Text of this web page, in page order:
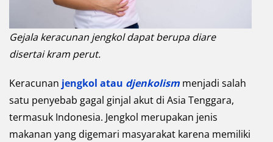
Gejala keracunan jengkol dapat berupa diare
disertai kram perut.
Keracunan jengkol atau djenkolism menjadi salah
satu penyebab gagal ginjal akut di Asia Tenggara,
termasuk Indonesia. Jengkol merupakan jenis
makanan yang digemari masyarakat karena memiliki